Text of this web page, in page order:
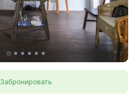
Забронировать